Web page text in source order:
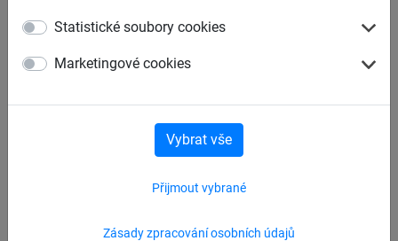
Statistické soubory cookies
Marketingové cookies
Zásady zpracování osobních údajů
Přijmout vybrané
Vybrat vše
Sítě na basketbal Sítě na nohejbal
Sítě na vodní pólo
Sítě na zakrytí pískoviště